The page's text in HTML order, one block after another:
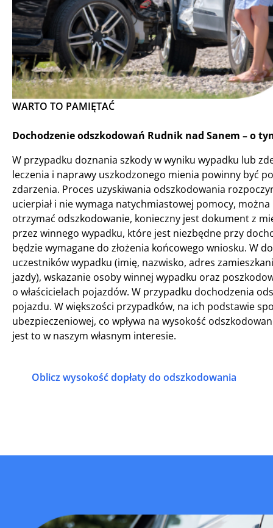
WARTO TO PAMIĘTAĆ
Dochodzenie odszkodowań Rudnik nad Sanem – o
W przypadku doznania szkody w wyniku wypadku lub
leczenia i naprawy uszkodzonego mienia powinny być
zdarzenia. Proces uzyskiwania odszkodowania
ucierpiał i nie wymaga natychmiastowej pomocy,
otrzymać odszkodowanie, konieczny jest dokument z
przez winnego wypadku, które jest niezbędne przy
będzie wymagane do złożenia końcowego wniosku. W
uczestników wypadku (imię, nazwisko, adres
jazdy), wskazanie osoby winnej wypadku oraz
o właścicielach pojazdów. W przypadku dochodzenia
pojazdu. W większości przypadków, na ich podstawie
ubezpieczeniowej, co wpływa na wysokość
jest to w naszym własnym interesie.
Oblicz wysokość dopłaty do odszkodowania